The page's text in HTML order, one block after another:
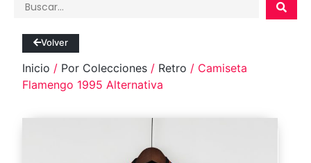
Volver
Inicio / Por Colecciones / Retro / Camiseta
Flamengo 1995 Alternativa